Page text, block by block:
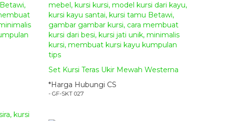
Set Kursi Teras Ukir Mewah Westerna
*Harga Hubungi CS
- GF-SKT 027